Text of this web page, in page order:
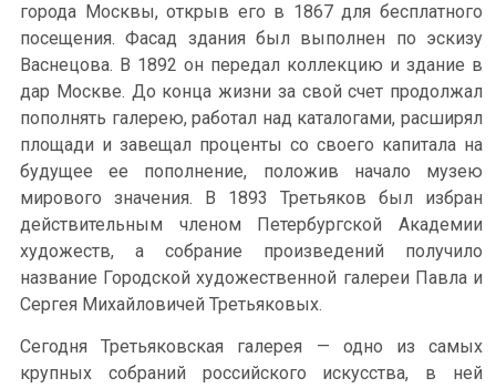
города Москвы, открыв его в 1867 для бесплатного
посещения. Фасад здания был выполнен по эскизу
Васнецова. В 1892 он передал коллекцию и здание в
дар Москве. До конца жизни за свой счет продолжал
пополнять галерею, работал над каталогами, расширял
площади и завещал проценты со своего капитала на
будущее ее пополнение, положив начало музею
мирового значения. В 1893 Третьяков был избран
действительным членом Петербургской Академии
художеств, а собрание произведений получило
название Городской художественной галереи Павла и
Сергея Михайловичей Третьяковых.
Сегодня Третьяковская галерея — одно из самых
крупных собраний российского искусства, в ней